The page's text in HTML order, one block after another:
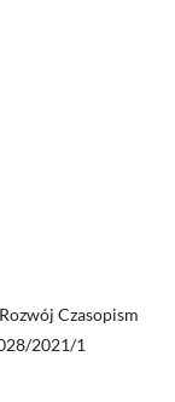
Czasopism
2021/1